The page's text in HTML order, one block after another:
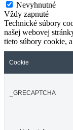
Nevyhnutné
Vždy zapnuté
Technické súbory
našej webovej
tieto súbory cookie,
Cookie
_GRECAPTCHA